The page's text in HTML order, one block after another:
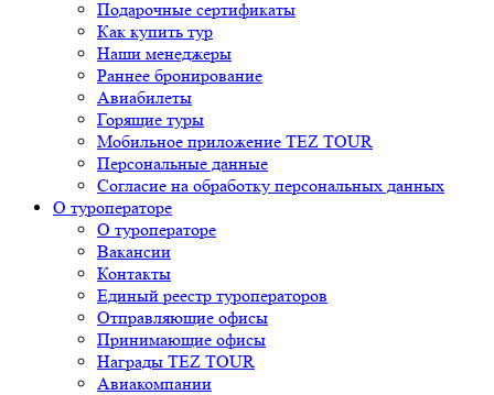
Подарочные сертификаты
Как купить тур
Наши менеджеры
Раннее бронирование
Авиабилеты
Горящие туры
Мобильное приложение TEZ TOUR
Персональные данные
Согласие на обработку персональных данных
О туроператоре
О туроператоре
Вакансии
Контакты
Единый реестр туроператоров
Отправляющие офисы
Принимающие офисы
Награды TEZ TOUR
Авиакомпании